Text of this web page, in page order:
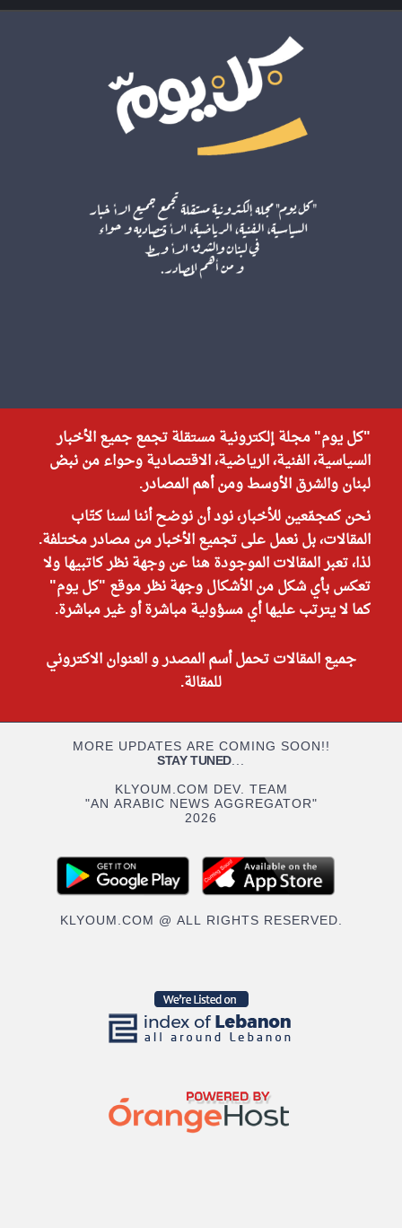
"كل يوم" مجلة إلكترونية مستقلة تجمع جميع الأخبار
السياسية، الفنية، الرياضية، الاقتصادية وحواء من نبض
لبنان والشرق الأوسط ومن أهم المصادر.
نحن كمجمّعين للأخبار، نود أن نوضح أننا لسنا كتّاب
المقالات، بل نعمل على تجميع الأخبار من مصادر مختلفة.
لذا، تعبر المقالات الموجودة هنا عن وجهة نظر كاتبيها ولا
تعكس بأي شكل من الأشكال وجهة نظر موقع "كل يوم"
كما لا يترتب عليها أي مسؤولية مباشرة أو غير مباشرة.
جميع المقالات تحمل أسم المصدر و العنوان الاكتروني
للمقالة.
MORE UPDATES ARE COMING SOON!!
STAY TUNED...
KLYOUM.COM DEV. TEAM
"AN ARABIC NEWS AGGREGATOR"
2026
KLYOUM.COM @ ALL RIGHTS RESERVED.